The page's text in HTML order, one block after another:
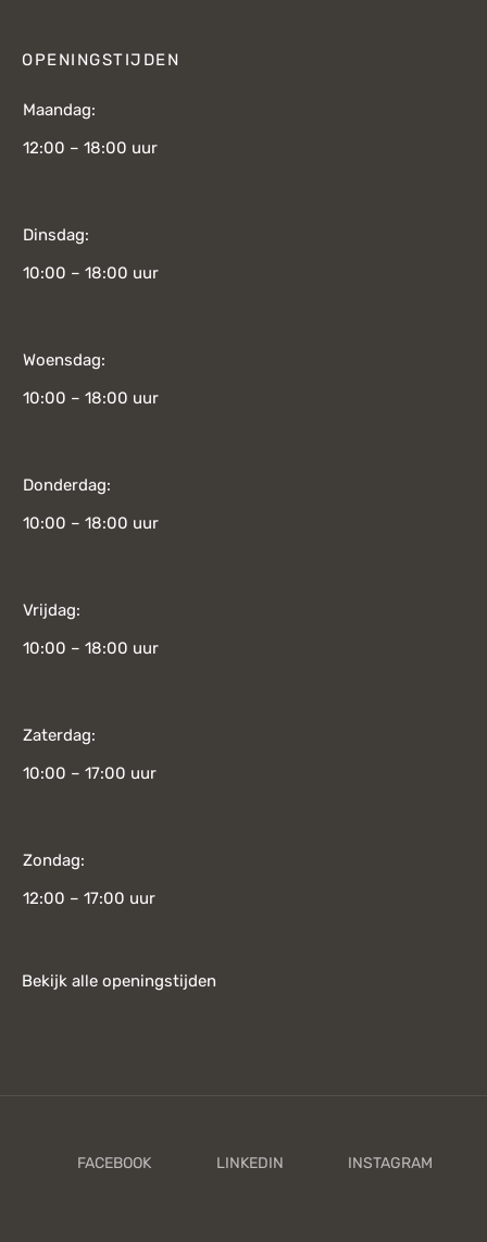
OPENINGSTIJDEN
Maandag:
12:00 – 18:00 uur
Dinsdag:
10:00 – 18:00 uur
Woensdag:
10:00 – 18:00 uur
Donderdag:
10:00 – 18:00 uur
Vrijdag:
10:00 – 18:00 uur
Zaterdag:
10:00 – 17:00 uur
Zondag:
12:00 – 17:00 uur
Bekijk alle openingstijden